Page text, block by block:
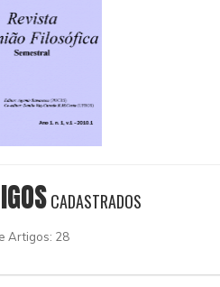
CADASTRADOS
Artigos: 28